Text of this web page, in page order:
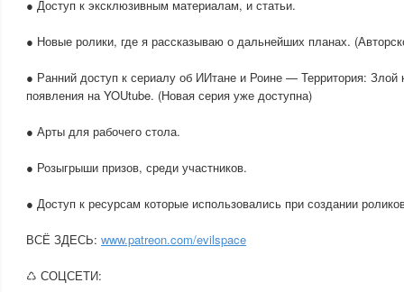
● Доступ к эксклюзивным материалам, и статьи.
● Новые ролики, где я рассказываю о дальнейших планах.
● Ранний доступ к сериалу об ИИтане и Роине — Территория:
появления на YOUtube. (Новая серия уже доступна)
● Арты для рабочего стола.
● Розыгрыши призов, среди участников.
● Доступ к ресурсам которые использовались при создании
ВСЁ ЗДЕСЬ: www.patreon.com/evilspace
♺ СОЦСЕТИ: